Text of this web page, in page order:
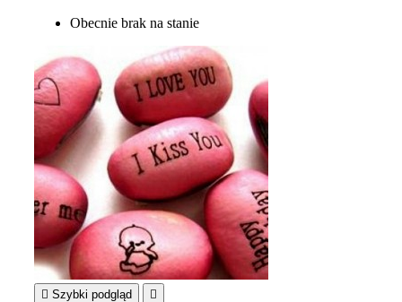
Obecnie brak na stanie
 Szybki podgląd 